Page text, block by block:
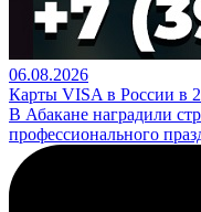
06.08.2026
Карты VISA в России в
В Абакане наградили
профессионального